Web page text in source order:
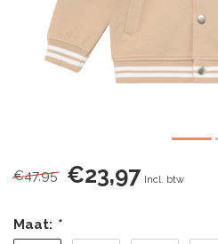
€47,95 €23,97 Incl. btw
Maat: *